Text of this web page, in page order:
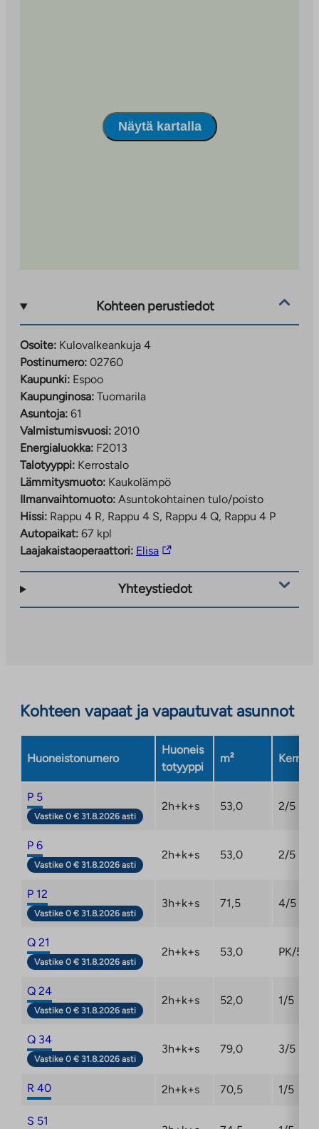
Näytä kartalla
Kohteen perustiedot
Osoite: Kulovalkeankuja 4
Postinumero: 02760
Kaupunki: Espoo
Kaupunginosa: Tuomarila
Asuntoja: 61
Valmistumisvuosi: 2010
Energialuokka: F2013
Talotyyppi: Kerrostalo
Lämmitysmuoto: Kaukolämpö
Ilmanvaihtomuoto: Asuntokohtainen tulo/poisto
Hissi: Rappu 4 R, Rappu 4 S, Rappu 4 Q, Rappu 4 P
Autopaikat: 67 kpl
Laajakaistaoperaattori: ElisaLinkki
ulkopuoliseen
Yhteystiedot
Kohteen vapaat ja vapautuvat asunnot
Huoneistonumero
Huoneis
totyyppi
m² Kerros
P 5
Vastike 0 € 31.8.2026 asti
2h+k+s 53,0 2/5
P 6
Vastike 0 € 31.8.2026 asti
2h+k+s 53,0 2/5
P 12
Vastike 0 € 31.8.2026 asti
3h+k+s 71,5 4/5
Q 21
Vastike 0 € 31.8.2026 asti
2h+k+s 53,0 PK/5
Q 24
Vastike 0 € 31.8.2026 asti
2h+k+s 52,0 1/5
Q 34
Vastike 0 € 31.8.2026 asti
3h+k+s 79,0 3/5
R 40 2h+k+s 70,5 1/5
S 51